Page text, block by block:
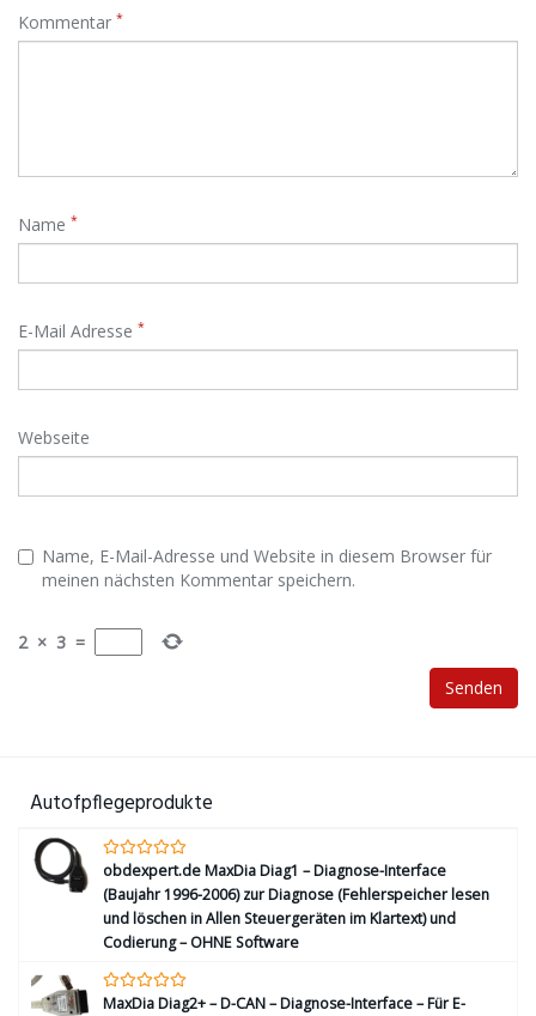
Kommentar *
Name *
E-Mail Adresse *
Webseite
Name, E-Mail-Adresse und Website in diesem Browser für
meinen nächsten Kommentar speichern.
2 × 3 =
Autofpflegeprodukte
obdexpert.de MaxDia Diag1 – Diagnose-Interface
(Baujahr 1996-2006) zur Diagnose (Fehlerspeicher lesen
und löschen in Allen Steuergeräten im Klartext) und
Codierung – OHNE Software
MaxDia Diag2+ – D-CAN – Diagnose-Interface – Für E-